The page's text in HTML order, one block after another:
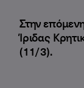
Στην
Ίριδας
(11/3).